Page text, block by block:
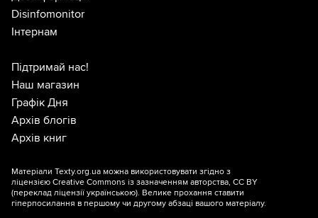
Disinfomonitor
Інтернам
Підтримай нас!
Наш магазин
Графік Дня
Архів блогів
Архів книг
Матеріали Texty.org.ua можна використовувати згідно з
ліцензією Creative Commons із зазначенням авторства, CC BY
(переклад ліцензії українською). Велике прохання ставити
гіперпосилання в першому чи другому абзаці вашого матеріалу.